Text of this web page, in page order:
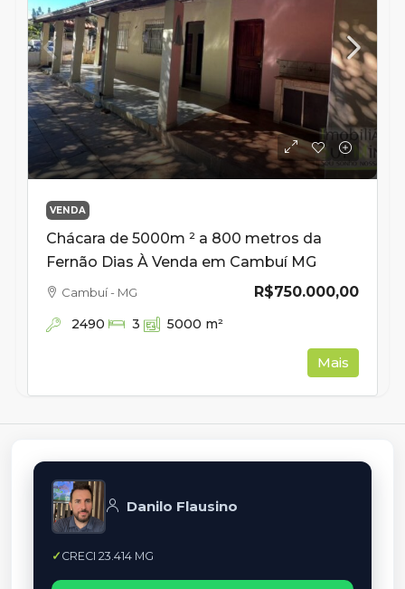
VENDA
Chácara de 5000m ² a 800 metros da
Fernão Dias À Venda em Cambuí MG
R$750.000,00
Cambuí - MG
2490 3 5000 m²
Mais
Danilo Flausino
CRECI 23.414 MG